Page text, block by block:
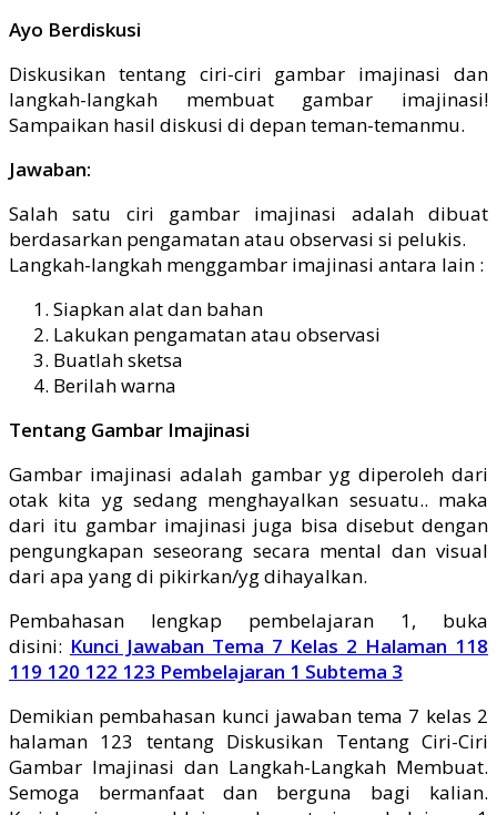
Ayo Berdiskusi
Diskusikan tentang ciri-ciri gambar imajinasi dan
langkah-langkah membuat gambar imajinasi!
Sampaikan hasil diskusi di depan teman-temanmu.
Jawaban:
Salah satu ciri gambar imajinasi adalah dibuat
berdasarkan pengamatan atau observasi si pelukis.
Langkah-langkah menggambar imajinasi antara lain :
Siapkan alat dan bahan
Lakukan pengamatan atau observasi
Buatlah sketsa
Berilah warna
Tentang Gambar Imajinasi
Gambar imajinasi adalah gambar yg diperoleh dari
otak kita yg sedang menghayalkan sesuatu.. maka
dari itu gambar imajinasi juga bisa disebut dengan
pengungkapan seseorang secara mental dan visual
dari apa yang di pikirkan/yg dihayalkan.
Pembahasan lengkap pembelajaran 1, buka
disini: Kunci Jawaban Tema 7 Kelas 2 Halaman 118
119 120 122 123 Pembelajaran 1 Subtema 3
Demikian pembahasan kunci jawaban tema 7 kelas 2
halaman 123 tentang Diskusikan Tentang Ciri-Ciri
Gambar Imajinasi dan Langkah-Langkah Membuat.
Semoga bermanfaat dan berguna bagi kalian.